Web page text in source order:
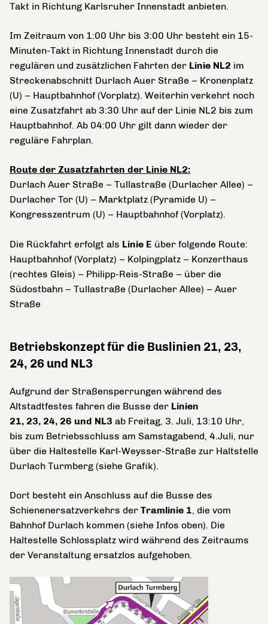
Takt in Richtung Karlsruher Innenstadt anbieten.
Im Zeitraum von 1:00 Uhr bis 3:00 Uhr besteht ein 15-
Minuten-Takt in Richtung Innenstadt durch die
regulären und zusätzlichen Fahrten der Linie NL2 im
Streckenabschnitt Durlach Auer Straße – Kronenplatz
(U) – Hauptbahnhof (Vorplatz). Weiterhin verkehrt noch
eine Zusatzfahrt ab 3:30 Uhr auf der Linie NL2 bis zum
Hauptbahnhof. Ab 04:00 Uhr gilt dann wieder der
reguläre Fahrplan.
Route der Zusatzfahrten der Linie NL2:
Durlach Auer Straße – Tullastraße (Durlacher Allee) –
Durlacher Tor (U) – Marktplatz (Pyramide U) –
Kongresszentrum (U) – Hauptbahnhof (Vorplatz).
Die Rückfahrt erfolgt als Linie E über folgende Route:
Hauptbahnhof (Vorplatz) – Kolpingplatz – Konzerthaus
(rechtes Gleis) – Philipp-Reis-Straße – über die
Südostbahn – Tullastraße (Durlacher Allee) – Auer
Straße
Betriebskonzept für die Buslinien 21, 23,
24, 26 und NL3
Aufgrund der Straßensperrungen während des
Altstadtfestes fahren die Busse der Linien
21, 23, 24, 26 und NL3 ab Freitag, 3. Juli, 13:10 Uhr,
bis zum Betriebsschluss am Samstagabend, 4.Juli, nur
über die Haltestelle Karl-Weysser-Straße zur Haltstelle
Durlach Turmberg (siehe Grafik).
Dort besteht ein Anschluss auf die Busse des
Schienenersatzverkehrs der Tramlinie 1, die vom
Bahnhof Durlach kommen (siehe Infos oben). Die
Haltestelle Schlossplatz wird während des Zeitraums
der Veranstaltung ersatzlos aufgehoben.